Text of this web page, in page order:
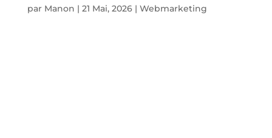
par Manon | 21 Mai, 2026| Webmarketing